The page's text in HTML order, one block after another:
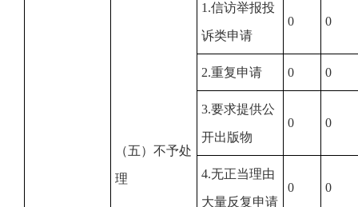
（五）不予处
理
1.信访举报投
诉类申请
0 0
2.重复申请 0 0
3.要求提供公
开出版物
0 0
4.无正当理由
大量反复申请
0 0